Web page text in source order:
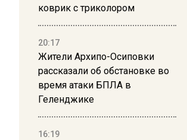
коврик с триколором
20:17
Жители Архипо-Осиповки
рассказали об обстановке во
время атаки БПЛА в
Геленджике
16:19